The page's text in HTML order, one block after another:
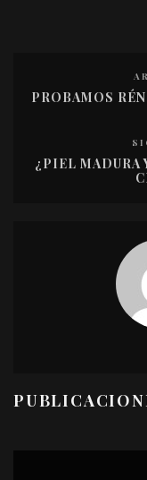
PROBAMOS
¿PIEL MADURA